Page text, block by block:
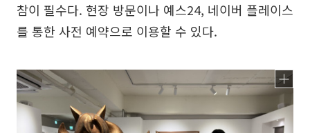
참이 필수다. 현장 방문이나 예스24, 네이버 플레이스
를 통한 사전 예약으로 이용할 수 있다.